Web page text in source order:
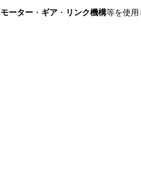
モーター ・ ギア ・ リンク機構等を使用